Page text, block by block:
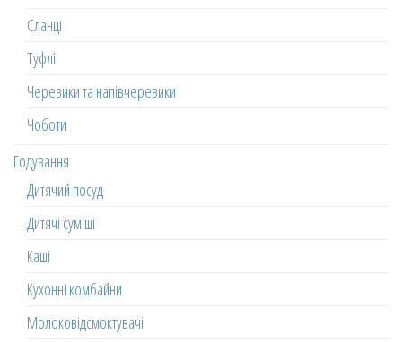
Сланці
Туфлі
Черевики та напівчеревики
Чоботи
Годування
Дитячий посуд
Дитячі суміші
Каші
Кухонні комбайни
Молоковідсмоктувачі